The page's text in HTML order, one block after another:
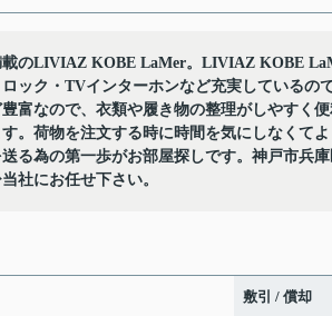
載のLIVIAZ KOBE LaMer。LIVIAZ KOBE
ック・TVインターホンなど充実しているの
富なので、衣類や履き物の整理がしやすく
。荷物を注文する時に時間を気にしなくて
る為の第一歩がお部屋探しです。神戸市兵
社にお任せ下さい。
敷引 / 償却